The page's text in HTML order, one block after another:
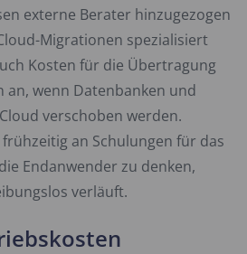
externe Berater hinzugezogen
Migrationen spezialisiert
Kosten für die Übertragung
an, wenn Datenbanken und
verschoben werden.
an Schulungen für das
Endanwender zu denken,
verläuft.